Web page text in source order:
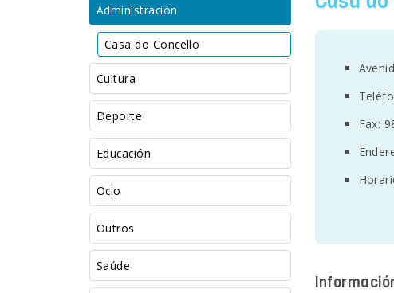
Administración
Casa do Concello
Cultura
Deporte
Educación
Ocio
Outros
Saúde
Fax: